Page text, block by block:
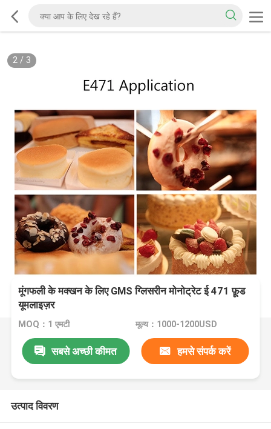
2/ 3
मूंगफली के मक्खन के लिए GMS ग्लिसरीन मोनोट्रेट ई 471 फ़ूड
यूमलाइज़र
MOQ：1 एमटी मूल्य：1000-1200USD
सबसे अच्छी कीमत हमसे संपर्क करें
उत्पाद विवरण